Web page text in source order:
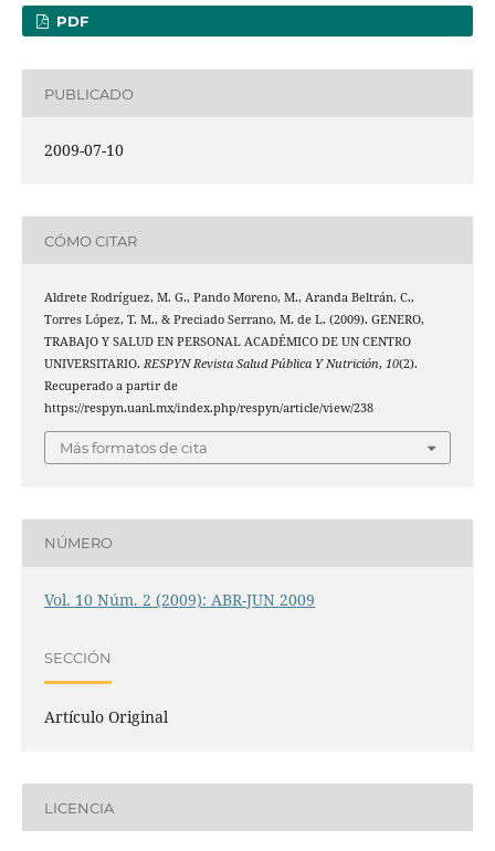
PDF
PUBLICADO
2009-07-10
CÓMO CITAR
Aldrete Rodríguez, M. G., Pando Moreno, M., Aranda Beltrán, C.,
Torres López, T. M., & Preciado Serrano, M. de L. (2009). GENERO,
TRABAJO Y SALUD EN PERSONAL ACADÉMICO DE UN CENTRO
UNIVERSITARIO. RESPYN Revista Salud Pública Y Nutrición, 10(2).
Recuperado a partir de
https://respyn.uanl.mx/index.php/respyn/article/view/238
Más formatos de cita
NÚMERO
Vol. 10 Núm. 2 (2009): ABR-JUN 2009
SECCIÓN
Artículo Original
LICENCIA